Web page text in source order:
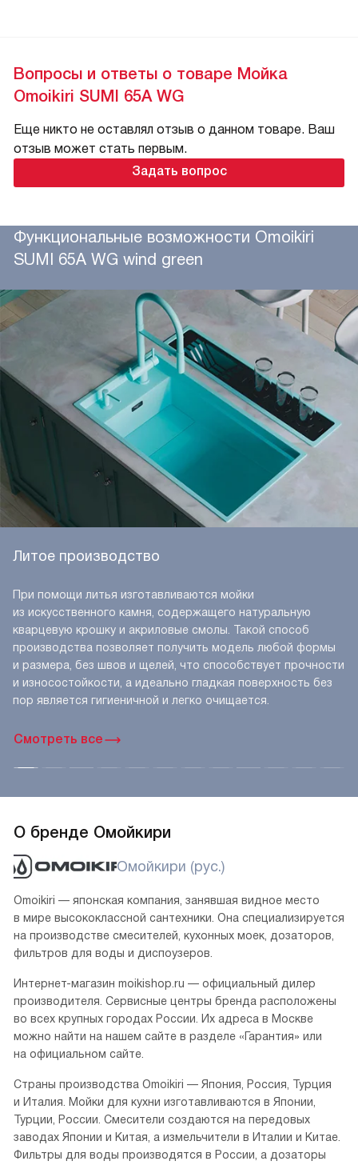
Вопросы и ответы о товаре Мойка
Omoikiri SUMI 65A WG
Еще никто не оставлял отзыв о данном товаре. Ваш
отзыв может стать первым.
Задать вопрос
Функциональные возможности Omoikiri
SUMI 65A WG wind green
Смотреть все
Литое производство
При помощи литья изготавливаются мойки
из искусственного камня, содержащего натуральную
кварцевую крошку и акриловые смолы. Такой способ
производства позволяет получить модель любой формы
и размера, без швов и щелей, что способствует прочности
и износостойкости, а идеально гладкая поверхность без
пор является гигиеничной и легко очищается.
О бренде Омойкири
Омойкири (рус.)
Omoikiri — японская компания, занявшая видное место
в мире высококлассной сантехники. Она специализируется
на производстве смесителей, кухонных моек, дозаторов,
фильтров для воды и диспоузеров.
Интернет-магазин moikishop.ru — официальный дилер
производителя. Сервисные центры бренда расположены
во всех крупных городах России. Их адреса в Москве
можно найти на нашем сайте в разделе «Гарантия» или
на официальном сайте.
Страны производства Omoikiri — Япония, Россия, Турция
и Италия. Мойки для кухни изготавливаются в Японии,
Турции, России. Смесители создаются на передовых
заводах Японии и Китая, а измельчители в Италии и Китае.
Фильтры для воды производятся в России, а дозаторы